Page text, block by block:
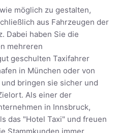
möglich zu gestalten,
aus Fahrzeugen der
Dabei haben Sie die
mehreren
geschulten Taxifahrer
in München oder von
bringen sie sicher und
Als einer der
in Innsbruck,
das "Hotel Taxi" und freuen